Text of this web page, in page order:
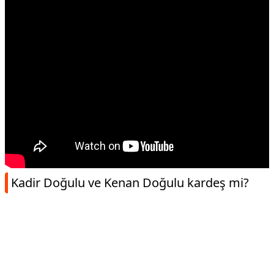
Kadir Doğulu ve Kenan Doğulu kardeş mi?